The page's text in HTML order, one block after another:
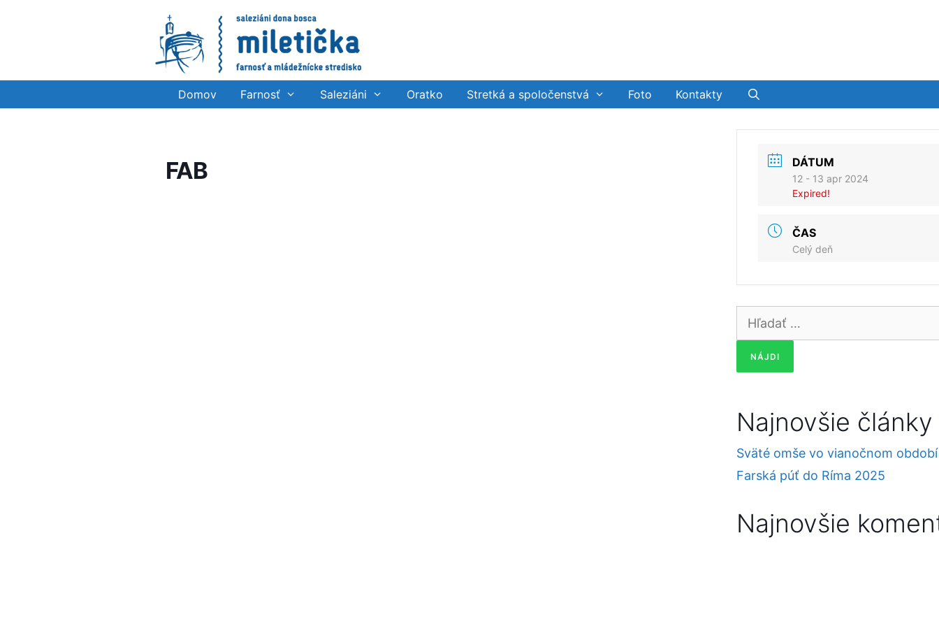
Domov Farnosť Saleziáni Oratko Stretká a spoločenstvá Foto Kontakty
FAB DÁTUM
12 - 13 apr 2024
Expired!
ČAS
Celý deň
Hľadať:
Najnovšie články
Sväté omše vo vianočnom období
Farská púť do Ríma 2025
Najnovšie